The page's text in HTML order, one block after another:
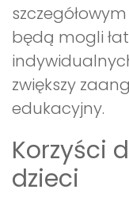
będą mogli
zwiększy
edukacyjny.
Korzyści
dzieci